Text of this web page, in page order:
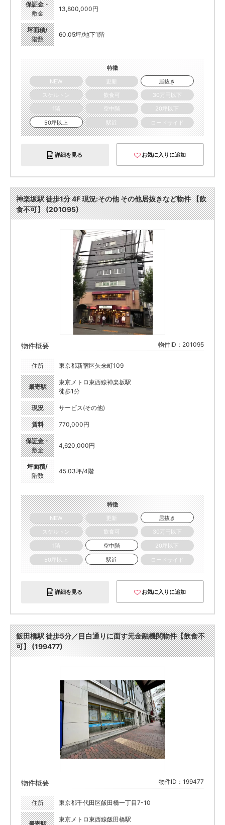
保証金・
敷金
13,800,000円
坪面積/
階数
60.05坪/地下1階
特徴
NEW
更新
居抜き
スケルトン
飲食可
30万円以下
1階
空中階
20坪以下
50坪以上
駅近 ロードサイド
詳細を見る お気に入りに追加
神楽坂駅 徒歩1分 4F 現況:その他 その他居抜きなど物件 【飲
食不可】 (201095)
物件概要 物件ID：201095
住所 東京都新宿区矢来町109
最寄駅
東京メトロ東西線神楽坂駅
徒歩1分
現況 サービス(その他)
賃料 770,000円
保証金・
敷金
4,620,000円
坪面積/
階数
45.03坪/4階
特徴
NEW
更新
居抜き
スケルトン
飲食可
30万円以下
1階
空中階
20坪以下
50坪以上
駅近 ロードサイド
詳細を見る お気に入りに追加
飯田橋駅 徒歩5分／目白通りに面す元金融機関物件【飲食不
可】 (199477)
物件概要 物件ID：199477
住所 東京都千代田区飯田橋一丁目7-10
東京メトロ東西線飯田橋駅